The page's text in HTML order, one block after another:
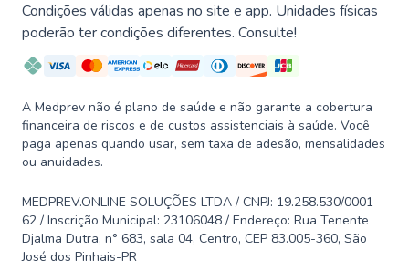
Condições válidas apenas no site e app. Unidades físicas
poderão ter condições diferentes. Consulte!
A Medprev não é plano de saúde e não garante a cobertura
financeira de riscos e de custos assistenciais à saúde. Você
paga apenas quando usar, sem taxa de adesão, mensalidades
ou anuidades.
MEDPREV.ONLINE SOLUÇÕES LTDA / CNPJ: 19.258.530/0001-
62 / Inscrição Municipal: 23106048 / Endereço: Rua Tenente
Djalma Dutra, n° 683, sala 04, Centro, CEP 83.005-360, São
José dos Pinhais-PR